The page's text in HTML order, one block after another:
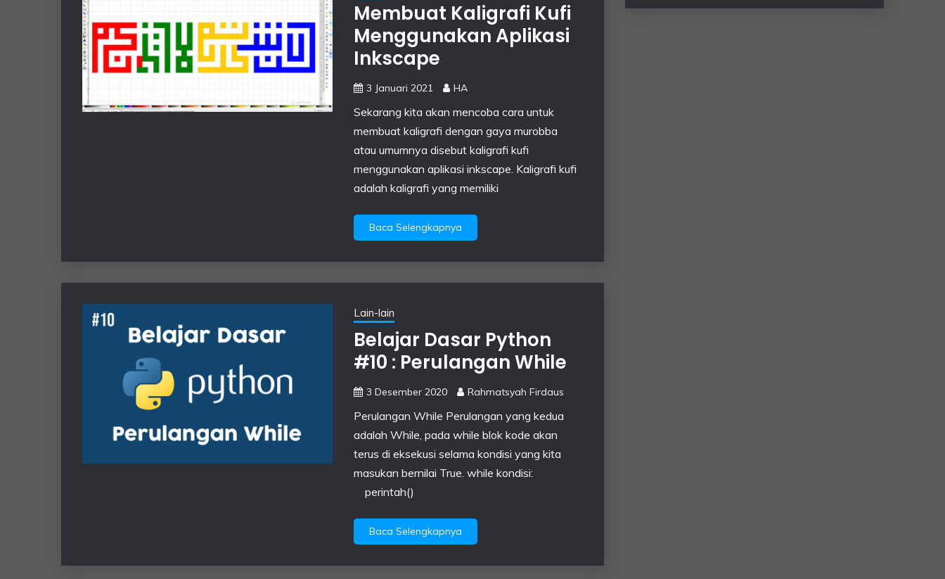
Membuat Kaligrafi Kufi
Menggunakan Aplikasi
Inkscape
3 Januari 2021 HA
Sekarang kita akan mencoba cara untuk
membuat kaligrafi dengan gaya murobba
atau umumnya disebut kaligrafi kufi
menggunakan aplikasi inkscape. Kaligrafi kufi
adalah kaligrafi yang memiliki
Baca Selengkapnya
Lain-lain
Belajar Dasar Python
#10 : Perulangan While
3 Desember 2020 Rahmatsyah Firdaus
Perulangan While Perulangan yang kedua
adalah While, pada while blok kode akan
terus di eksekusi selama kondisi yang kita
masukan bernilai True. while kondisi:
perintah()
Baca Selengkapnya